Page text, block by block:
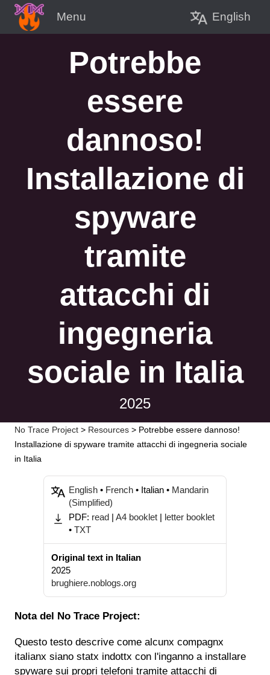
Menu English
Potrebbe
essere
dannoso!
Installazione di
spyware
tramite
attacchi di
ingegneria
sociale in Italia
2025
No Trace Project > Resources > Potrebbe essere dannoso!
Installazione di spyware tramite attacchi di ingegneria sociale
in Italia
English• French• Italian • Mandarin
(Simplified)
PDF: read| A4 booklet| letter booklet
• TXT
Original text in Italian
2025
brughiere.noblogs.org
Nota del No Trace Project:
Questo testo descrive come alcunx compagnx
italianx siano statx indottx con l'inganno a installare
spyware sui propri telefoni tramite attacchi di